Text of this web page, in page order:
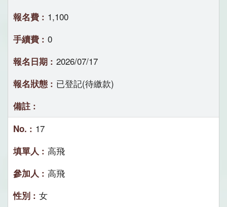
1,100
0
2026/07/17
已登記(待繳款)
17
高飛
高飛
女